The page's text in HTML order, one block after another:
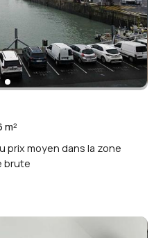
m²
prix moyen dans la zone
brute